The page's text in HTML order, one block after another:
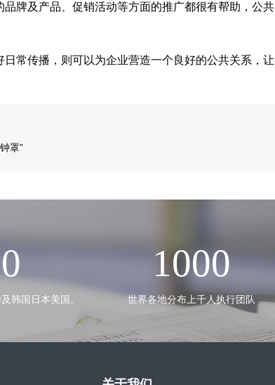
牌及产品、促销活动等方面的推广都很有帮助，公共
常传播，则可以为企业营造一个良好的公共关系，让
罩”
韩国日本美国。
1000
世界各地分布上千人执行团队